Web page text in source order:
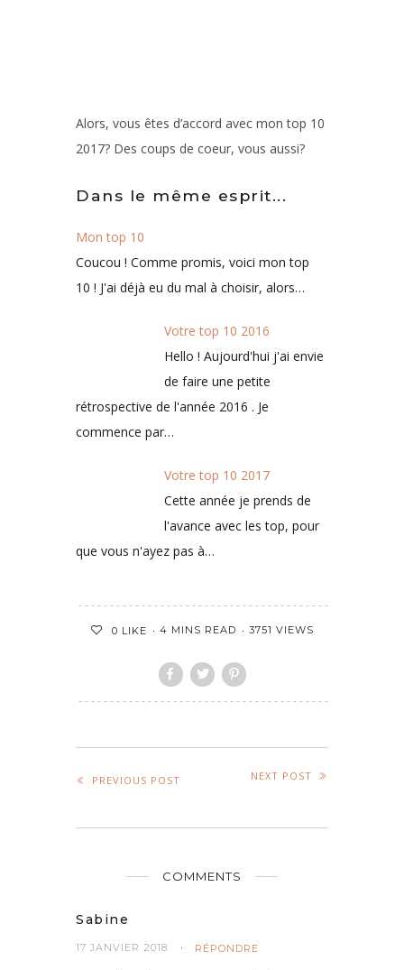
Alors, vous êtes d’accord avec mon top 10
2017? Des coups de coeur, vous aussi?
Dans le même esprit...
Mon top 10
Coucou ! Comme promis, voici mon top
10 ! J'ai déjà eu du mal à choisir, alors…
Votre top 10 2016
Hello ! Aujourd'hui j'ai envie
de faire une petite
rétrospective de l'année 2016 . Je
commence par…
Votre top 10 2017
Cette année je prends de
l'avance avec les top, pour
que vous n'ayez pas à…
0 LIKE 4 MINS READ 3751 VIEWS
PREVIOUS POST NEXT POST
COMMENTS
Sabine
17 JANVIER 2018 RÉPONDRE